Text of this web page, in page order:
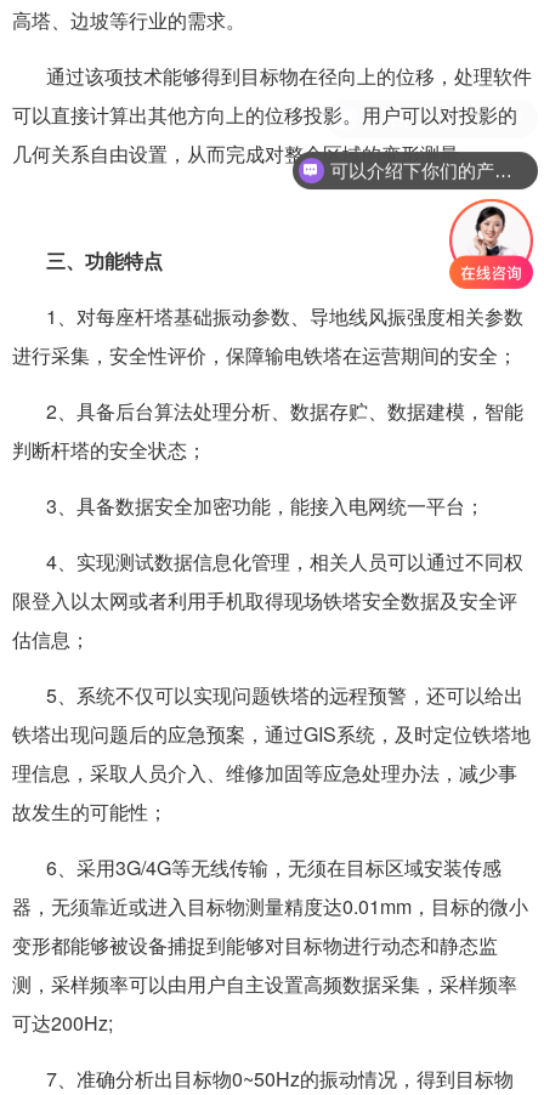
高塔、边坡等行业的需求。
通过该项技术能够得到目标物在径向上的位移，处理软件
可以直接计算出其他方向上的位移投影。用户可以对投影的
几何关系自由设置，从而完成对整个区域的变形测量。
三、功能特点
1、对每座杆塔基础振动参数、导地线风振强度相关参数
进行采集，安全性评价，保障输电铁塔在运营期间的安全；
2、具备后台算法处理分析、数据存贮、数据建模，智能
判断杆塔的安全状态；
3、具备数据安全加密功能，能接入电网统一平台；
4、实现测试数据信息化管理，相关人员可以通过不同权
限登入以太网或者利用手机取得现场铁塔安全数据及安全评
估信息；
5、系统不仅可以实现问题铁塔的远程预警，还可以给出
铁塔出现问题后的应急预案，通过GIS系统，及时定位铁塔地
理信息，采取人员介入、维修加固等应急处理办法，减少事
故发生的可能性；
6、采用3G/4G等无线传输，无须在目标区域安装传感
器，无须靠近或进入目标物测量精度达0.01mm，目标的微小
变形都能够被设备捕捉到能够对目标物进行动态和静态监
测，采样频率可以由用户自主设置高频数据采集，采样频率
可达200Hz;
7、准确分析出目标物0~50Hz的振动情况，得到目标物
可以介绍下你们的产品么？